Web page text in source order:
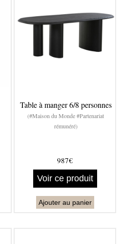
Table à manger 6/8 personnes
(#Maison du Monde #Partenariat
rémunéré)
987€
Voir ce produit
Ajouter au panier